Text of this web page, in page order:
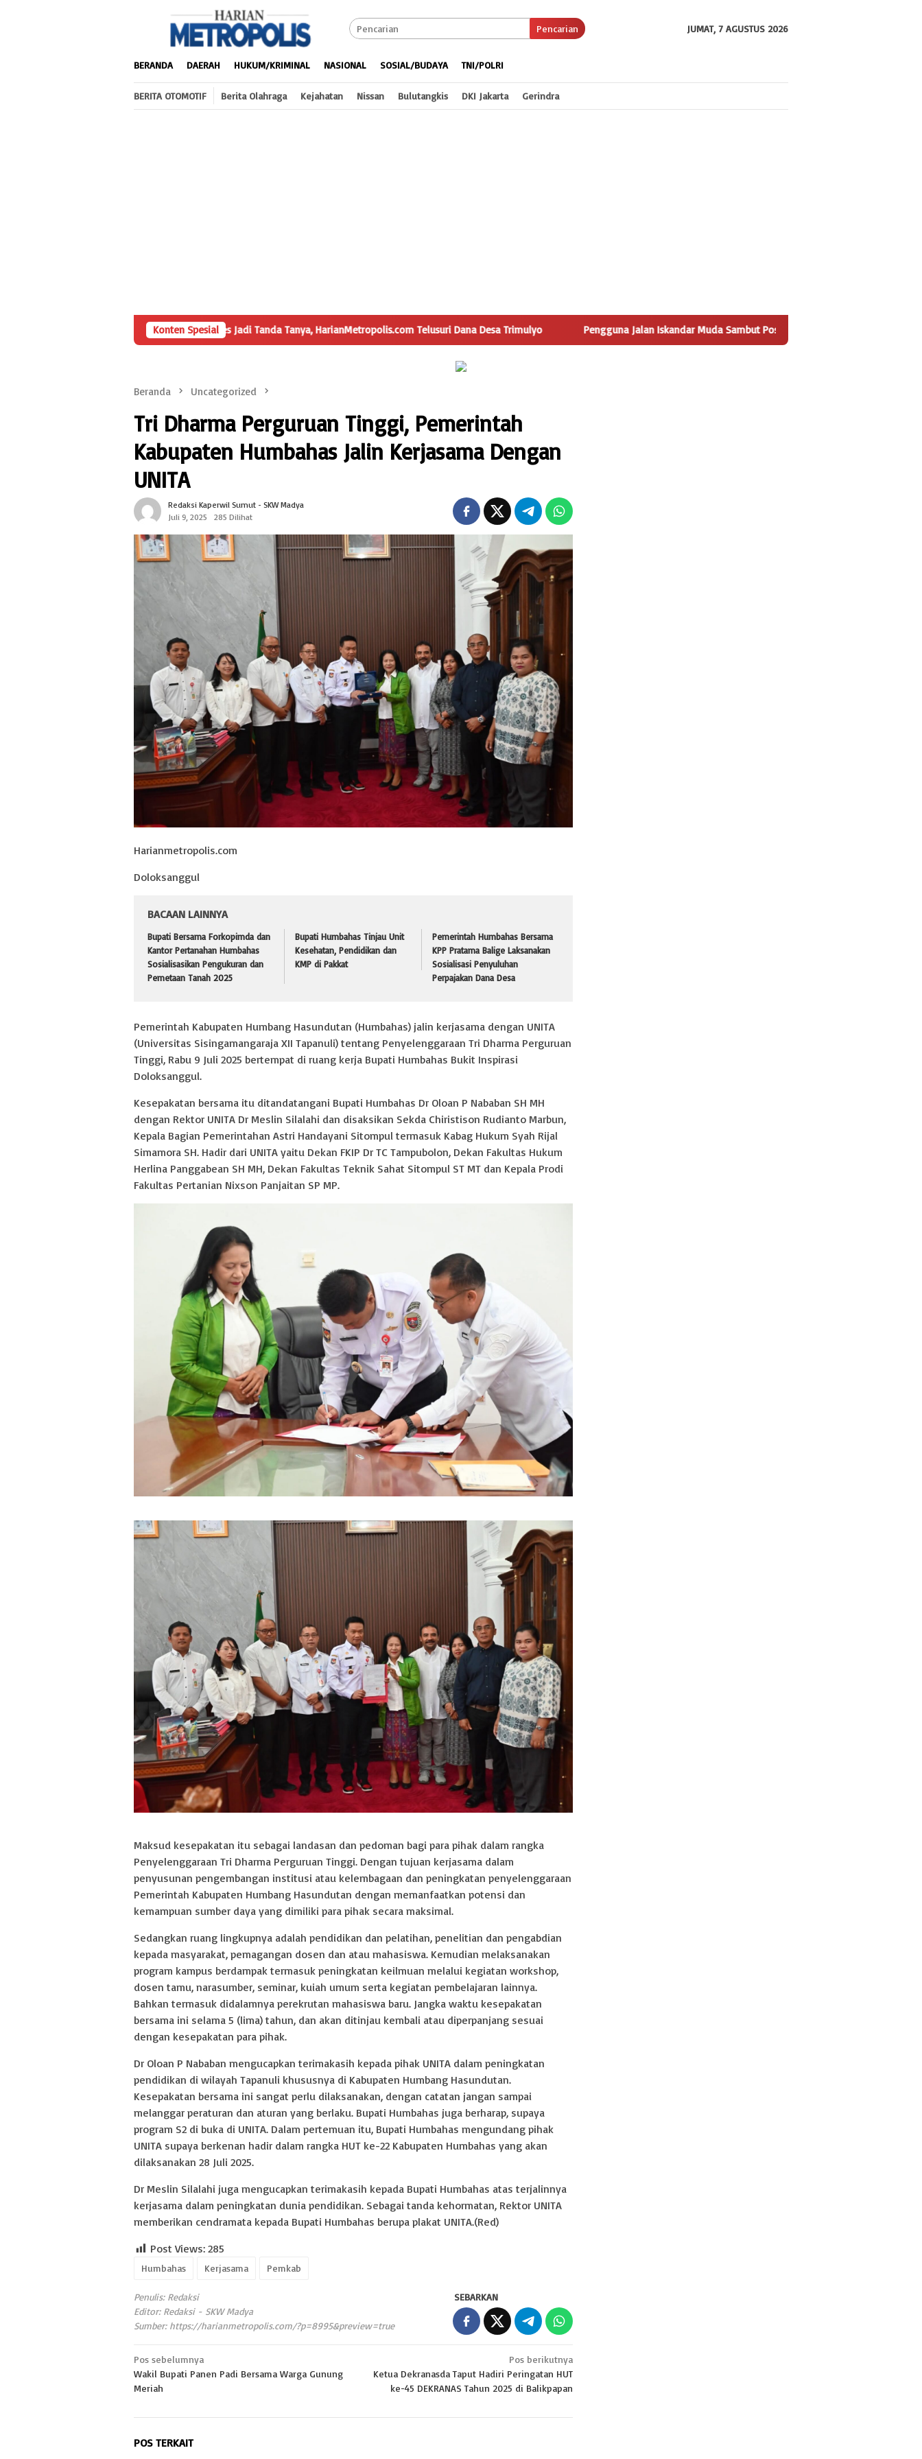
Pencarian JUMAT, 7 AGUSTUS 2026
BERANDA DAERAH HUKUM/KRIMINAL NASIONAL SOSIAL/BUDAYA TNI/POLRI
BERITA OTOMOTIF Berita Olahraga Kejahatan Nissan Bulutangkis DKI Jakarta Gerindra
Konten Spesial
Modal BUMDes Jadi Tanda Tanya, HarianMetropolis.com Telusuri Dana Desa Trimulyo Pengguna Jalan Iskandar Muda Sambut Positif Pembangunan Tempat Pengelolaan Sampah
Beranda Uncategorized
Tri Dharma Perguruan Tinggi, Pemerintah
Kabupaten Humbahas Jalin Kerjasama Dengan
UNITA
Redaksi Kaperwil Sumut - SKW Madya
Juli 9, 2025
285 Dilihat
Harianmetropolis.com
Doloksanggul
BACAAN LAINNYA
Bupati Bersama Forkopimda dan
Kantor Pertanahan Humbahas
Sosialisasikan Pengukuran dan
Pemetaan Tanah 2025
Bupati Humbahas Tinjau Unit
Kesehatan, Pendidikan dan
KMP di Pakkat
Pemerintah Humbahas Bersama
KPP Pratama Balige Laksanakan
Sosialisasi Penyuluhan
Perpajakan Dana Desa
Pemerintah Kabupaten Humbang Hasundutan (Humbahas) jalin kerjasama dengan UNITA
(Universitas Sisingamangaraja XII Tapanuli) tentang Penyelenggaraan Tri Dharma Perguruan
Tinggi, Rabu 9 Juli 2025 bertempat di ruang kerja Bupati Humbahas Bukit Inspirasi
Doloksanggul.
Kesepakatan bersama itu ditandatangani Bupati Humbahas Dr Oloan P Nababan SH MH
dengan Rektor UNITA Dr Meslin Silalahi dan disaksikan Sekda Chiristison Rudianto Marbun,
Kepala Bagian Pemerintahan Astri Handayani Sitompul termasuk Kabag Hukum Syah Rijal
Simamora SH. Hadir dari UNITA yaitu Dekan FKIP Dr TC Tampubolon, Dekan Fakultas Hukum
Herlina Panggabean SH MH, Dekan Fakultas Teknik Sahat Sitompul ST MT dan Kepala Prodi
Fakultas Pertanian Nixson Panjaitan SP MP.
Maksud kesepakatan itu sebagai landasan dan pedoman bagi para pihak dalam rangka
Penyelenggaraan Tri Dharma Perguruan Tinggi. Dengan tujuan kerjasama dalam
penyusunan pengembangan institusi atau kelembagaan dan peningkatan penyelenggaraan
Pemerintah Kabupaten Humbang Hasundutan dengan memanfaatkan potensi dan
kemampuan sumber daya yang dimiliki para pihak secara maksimal.
Sedangkan ruang lingkupnya adalah pendidikan dan pelatihan, penelitian dan pengabdian
kepada masyarakat, pemagangan dosen dan atau mahasiswa. Kemudian melaksanakan
program kampus berdampak termasuk peningkatan keilmuan melalui kegiatan workshop,
dosen tamu, narasumber, seminar, kuiah umum serta kegiatan pembelajaran lainnya.
Bahkan termasuk didalamnya perekrutan mahasiswa baru. Jangka waktu kesepakatan
bersama ini selama 5 (lima) tahun, dan akan ditinjau kembali atau diperpanjang sesuai
dengan kesepakatan para pihak.
Dr Oloan P Nababan mengucapkan terimakasih kepada pihak UNITA dalam peningkatan
pendidikan di wilayah Tapanuli khususnya di Kabupaten Humbang Hasundutan.
Kesepakatan bersama ini sangat perlu dilaksanakan, dengan catatan jangan sampai
melanggar peraturan dan aturan yang berlaku. Bupati Humbahas juga berharap, supaya
program S2 di buka di UNITA. Dalam pertemuan itu, Bupati Humbahas mengundang pihak
UNITA supaya berkenan hadir dalam rangka HUT ke-22 Kabupaten Humbahas yang akan
dilaksanakan 28 Juli 2025.
Dr Meslin Silalahi juga mengucapkan terimakasih kepada Bupati Humbahas atas terjalinnya
kerjasama dalam peningkatan dunia pendidikan. Sebagai tanda kehormatan, Rektor UNITA
memberikan cendramata kepada Bupati Humbahas berupa plakat UNITA.(Red)
Post Views: 285
Humbahas Kerjasama Pemkab
Penulis: Redaksi
Editor: Redaksi - SKW Madya
Sumber: https://harianmetropolis.com/?p=8995&preview=true
SEBARKAN
Navigasi
pos
Pos sebelumnya
Wakil Bupati Panen Padi Bersama Warga Gunung
Meriah
Pos berikutnya
Ketua Dekranasda Taput Hadiri Peringatan HUT
ke-45 DEKRANAS Tahun 2025 di Balikpapan
POS TERKAIT